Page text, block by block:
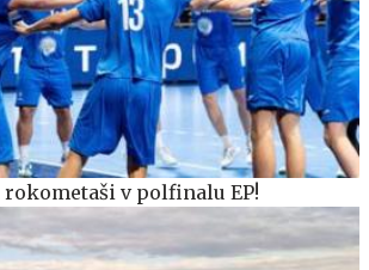
v polfinalu EP!